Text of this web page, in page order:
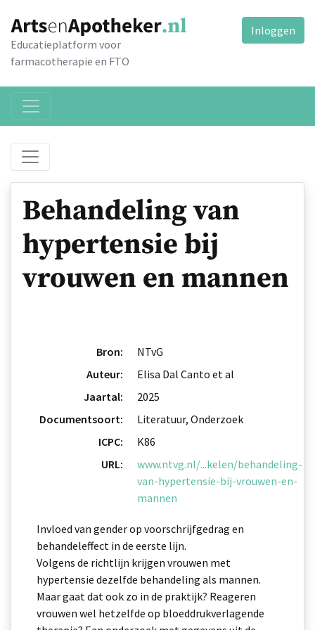
Educatieplatform voor
farmacotherapie en FTO
Inloggen
Behandeling van
hypertensie bij
vrouwen en mannen
Bron:
NTvG
Auteur:
Elisa Dal Canto et al
Jaartal:
2025
Documentsoort:
Literatuur, Onderzoek
ICPC:
K86
URL:
www.ntvg.nl/...kelen/behandeling-
van-hypertensie-bij-vrouwen-en-
mannen
Invloed van gender op voorschrijfgedrag en
behandeleffect in de eerste lijn.
Volgens de richtlijn krijgen vrouwen met
hypertensie dezelfde behandeling als mannen.
Maar gaat dat ook zo in de praktijk? Reageren
vrouwen wel hetzelfde op bloeddrukverlagende